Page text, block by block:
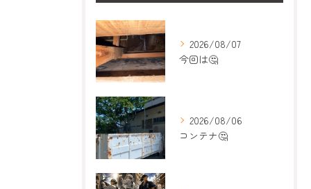
2026/08/07
今回は🤔
2026/08/06
コンテナ🤔